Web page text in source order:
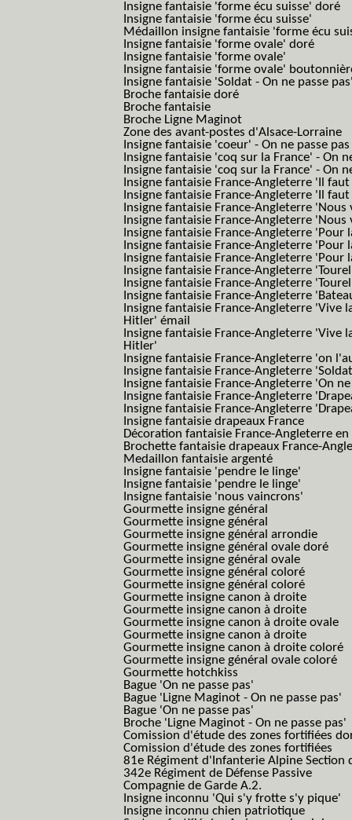
Insigne fantaisie 'forme écu suisse' doré
Insigne fantaisie 'forme écu suisse'
Médaillon insigne fantaisie 'forme écu
Insigne fantaisie 'forme ovale' doré
Insigne fantaisie 'forme ovale'
Insigne fantaisie 'forme ovale'
Insigne fantaisie 'Soldat - On ne passe
Broche fantaisie doré
Broche fantaisie
Broche Ligne Maginot
Zone des avant-postes d'Alsace-Lorraine
Insigne fantaisie 'coeur' - On ne passe pas
Insigne fantaisie 'coq sur la France' - On
Insigne fantaisie 'coq sur la France' - On
Insigne fantaisie France-Angleterre 'Il
Insigne fantaisie France-Angleterre 'Il
Insigne fantaisie France-Angleterre
Insigne fantaisie France-Angleterre
Insigne fantaisie France-Angleterre 'Pour
Insigne fantaisie France-Angleterre 'Pour
Insigne fantaisie France-Angleterre 'Pour
Insigne fantaisie France-Angleterre
Insigne fantaisie France-Angleterre
Insigne fantaisie France-Angleterre
Insigne fantaisie France-Angleterre
Hitler' émail
Insigne fantaisie France-Angleterre
Hitler'
Insigne fantaisie France-Angleterre 'on
Insigne fantaisie France-Angleterre
Insigne fantaisie France-Angleterre 'On
Insigne fantaisie France-Angleterre
Insigne fantaisie France-Angleterre
Insigne fantaisie drapeaux France
Décoration fantaisie France-Angleterre en
Brochette fantaisie drapeaux France-
Medaillon fantaisie argenté
Insigne fantaisie 'pendre le linge'
Insigne fantaisie 'pendre le linge'
Insigne fantaisie 'nous vaincrons'
Gourmette insigne général
Gourmette insigne général
Gourmette insigne général arrondie
Gourmette insigne général ovale doré
Gourmette insigne général ovale
Gourmette insigne général coloré
Gourmette insigne général coloré
Gourmette insigne canon à droite
Gourmette insigne canon à droite
Gourmette insigne canon à droite ovale
Gourmette insigne canon à droite
Gourmette insigne canon à droite coloré
Gourmette insigne général ovale coloré
Gourmette hotchkiss
Bague 'On ne passe pas'
Bague 'Ligne Maginot - On ne passe pas'
Bague 'On ne passe pas'
Broche 'Ligne Maginot - On ne passe pas'
Comission d'étude des zones fortifiées
Comission d'étude des zones fortifiées
81e Régiment d'Infanterie Alpine Section
342e Régiment de Défense Passive
Compagnie de Garde A.2.
Insigne inconnu 'Qui s'y frotte s'y pique'
Insigne inconnu chien patriotique